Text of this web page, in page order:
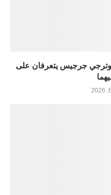
وترجي جرجيس يتعرفان على